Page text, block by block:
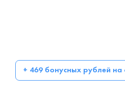
+ 469 бонусных рублей на